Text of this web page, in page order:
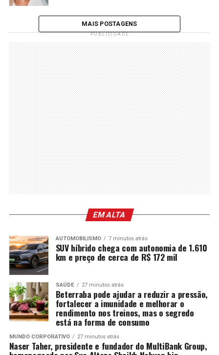
MAIS POSTAGENS
PUBLICIDADE
EM ALTA
AUTOMOBILISMO 7 minutos atrás
SUV híbrido chega com autonomia de 1.610
km e preço de cerca de R$ 172 mil
SAÚDE 27 minutos atrás
Beterraba pode ajudar a reduzir a pressão,
fortalecer a imunidade e melhorar o
rendimento nos treinos, mas o segredo
está na forma de consumo
MUNDO CORPORATIVO 27 minutos atrás
Naser Taher, presidente e fundador do MultiBank Group,